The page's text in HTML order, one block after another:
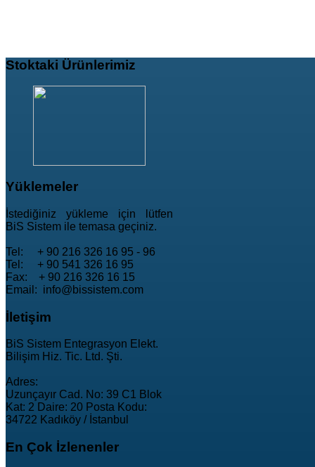
Stoktaki Ürünlerimiz
Yüklemeler
İstediğiniz yükleme için lütfen
BiS Sistem ile temasa geçiniz.
Tel: + 90 216 326 16 95 - 96
Tel: + 90 541 326 16 95
Fax: + 90 216 326 16 15
Email: info@bissistem.com
İletişim
BiS Sistem Entegrasyon Elekt.
Bilişim Hiz. Tic. Ltd. Şti.
Adres:
Uzunçayır Cad. No: 39 C1 Blok
Kat: 2 Daire: 20 Posta Kodu:
34722 Kadıköy / İstanbul
En Çok İzlenenler